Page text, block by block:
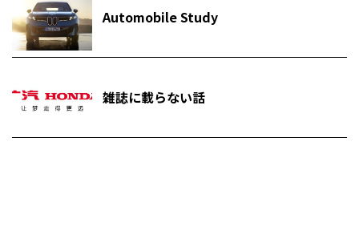
Automobile Study
雑誌に載らない話